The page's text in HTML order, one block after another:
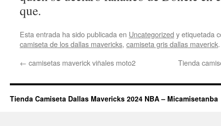
que.
Esta entrada ha sido publicada en Uncategorized y etiquetada
camiseta de los dallas mavericks, camiseta gris dallas maverick
← camisetas maverick viñales moto2 Tienda
Tienda Camiseta Dallas Mavericks 2024 NBA – Micamisetanba